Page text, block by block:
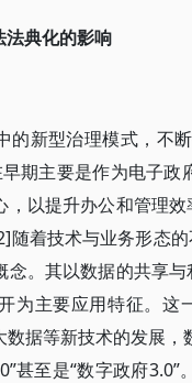
法典化的影响
的新型治理模式，不
期主要是作为电子政
，以提升办公和管理
随着技术与业务形态
。其以数据的共享
为主要应用特征。这
据等新技术的发展
甚至是“数字政府